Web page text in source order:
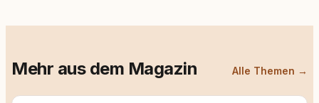
Mehr aus dem Magazin Alle Themen →